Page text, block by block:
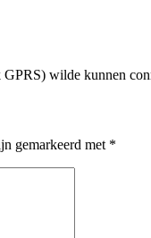
wilde kunnen
gemarkeerd met *